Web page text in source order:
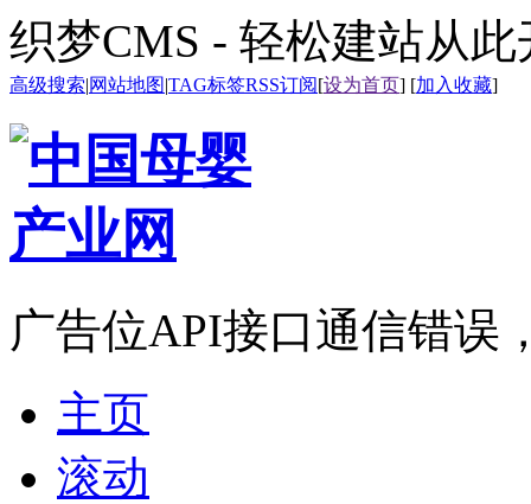
织梦CMS - 轻松建站从此
高级搜索|网站地图|TAG标签RSS订阅[设为首页] [加入收藏]
广告位API接口通信错误
主页
滚动